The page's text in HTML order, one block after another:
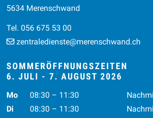
5634 Merenschwand
Tel. 056 675 53 00
zentraledienste@merenschwand.ch
SOMMERÖFFNUNGSZEITEN
6. JULI - 7. AUGUST 2026
Wochentag Vormittag Nachmittag
Mo 08:30 – 11:30
Di
08:30 – 11:30